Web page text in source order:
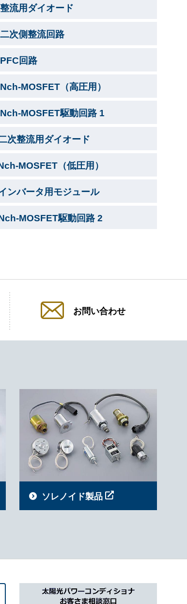
整流用ダイオード
二次側整流回路
PFC回路
Nch-MOSFET（高圧用）
Nch-MOSFET駆動回路 1
次整流用ダイオード
MOSFET（低圧用）
ンバータ用モジュール
MOSFET駆動回路 2
お問い合わせ
ソレノイド製品